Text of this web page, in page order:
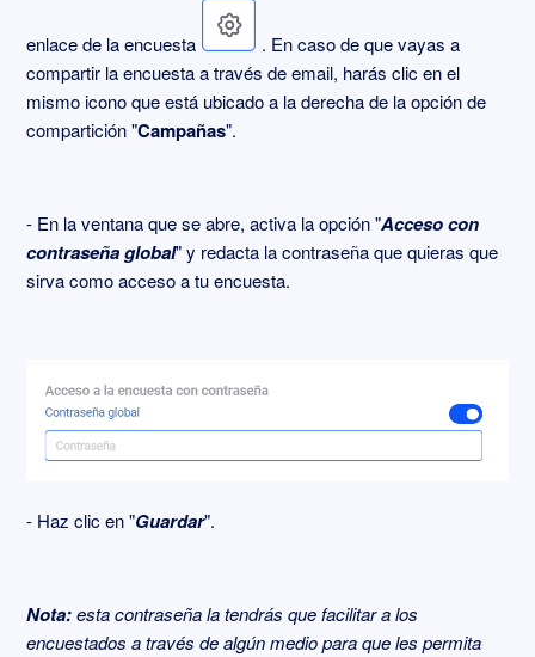
enlace de la encuesta
. En caso de que vayas a
compartir la encuesta a través de email, harás clic en el
mismo icono que está ubicado a la derecha de la opción de
compartición "Campañas".
- En la ventana que se abre, activa la opción "Acceso con
contraseña global" y redacta la contraseña que quieras que
sirva como acceso a tu encuesta.
- Haz clic en "Guardar".
Nota:esta contraseña la tendrás que facilitar a los
encuestados a través de algún medio para que les permita